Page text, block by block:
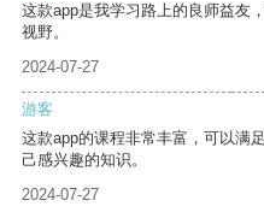
这款app是我学习路上的良师益友
视野。
2024-07-27
游客
这款app的课程非常丰富，可以满
己感兴趣的知识。
2024-07-27